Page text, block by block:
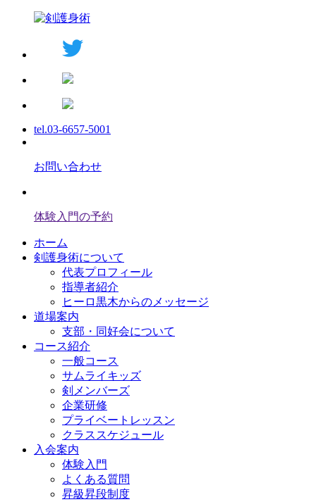
tel.03-6657-5001
お問い合わせ
体験入門の予約
ホーム
剣護身術について
代表プロフィール
指導者紹介
ヒーロ黒木からのメッセージ
道場案内
支部・同好会について
コース紹介
一般コース
サムライキッズ
剣メンバーズ
企業研修
プライベートレッスン
クラススケジュール
入会案内
体験入門
よくある質問
昇級昇段制度